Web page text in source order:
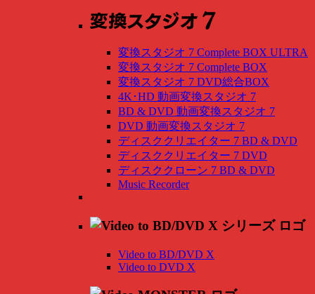
変換スタジオ 7 Complete BOX ULTRA
変換スタジオ 7 Complete BOX
変換スタジオ 7 DVD総合BOX
4K･HD 動画変換スタジオ 7
BD & DVD 動画変換スタジオ 7
DVD 動画変換スタジオ 7
ディスククリエイター 7 BD & DVD
ディスククリエイター 7 DVD
ディスククローン 7 BD & DVD
Music Recorder
Video to BD/DVD X
Video to DVD X